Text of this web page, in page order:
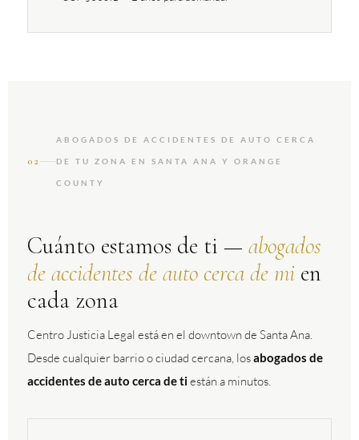
02
ABOGADOS DE ACCIDENTES DE AUTO CERCA
DE TU ZONA EN SANTA ANA Y ORANGE
COUNTY
Cuánto estamos de ti — abogados
de accidentes de auto cerca de mi en
cada zona
Centro Justicia Legal está en el downtown de Santa Ana.
Desde cualquier barrio o ciudad cercana, losabogados de
accidentes de auto cerca de tiestán a minutos.